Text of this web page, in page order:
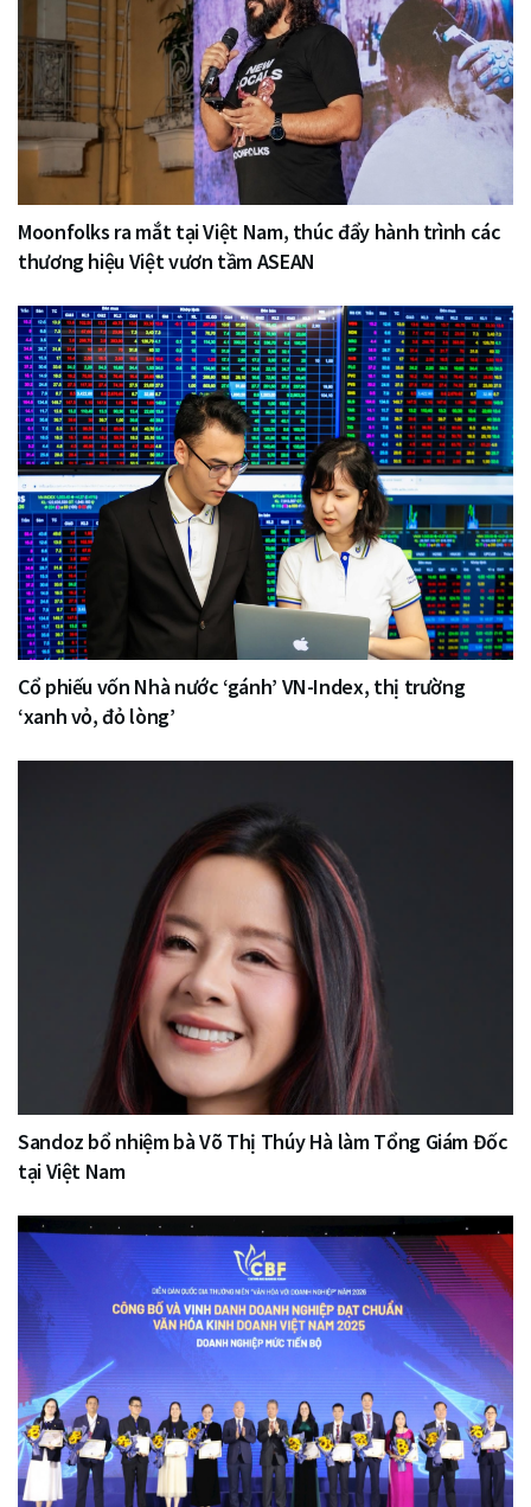
Moonfolks ra mắt tại Việt Nam, thúc đẩy hành trình các
thương hiệu Việt vươn tầm ASEAN
Cổ phiếu vốn Nhà nước ‘gánh’ VN-Index, thị trường
‘xanh vỏ, đỏ lòng’
Sandoz bổ nhiệm bà Võ Thị Thúy Hà làm Tổng Giám Đốc
tại Việt Nam